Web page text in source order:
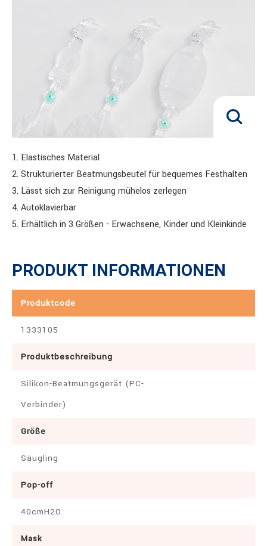
1. Elastisches Material
2. Strukturierter Beatmungsbeutel für bequemes Festhalten
3. Lässt sich zur Reinigung mühelos zerlegen
4. Autoklavierbar
5. Erhältlich in 3 Größen - Erwachsene, Kinder und Kleinkinde
PRODUKT INFORMATIONEN
Produktcode
1333105
Produktbeschreibung
Silikon-Beatmungsgerät (PC-
Verbinder)
Größe
Säugling
Pop-off
40cmH2O
Mask